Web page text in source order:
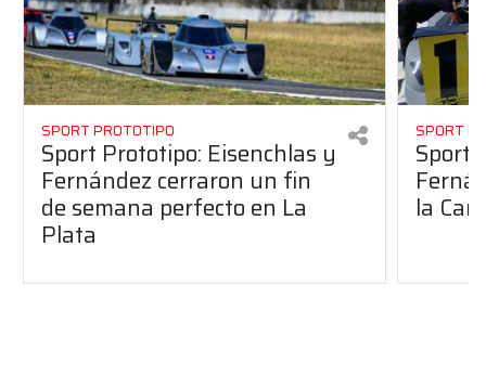
SPORT PROTOTIPO
Sport Prototipo: Eisenchlas y
Fernández cerraron un fin
de semana perfecto en La
Plata
SPORT
Sport
la